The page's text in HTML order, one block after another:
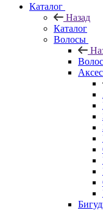
Каталог
Назад
Каталог
Волосы